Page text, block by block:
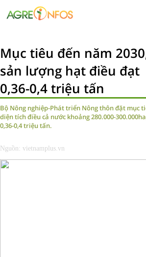
Mục tiêu đến năm
sản lượng hạt điều đạt
0,36-0,4 triệu tấn
Bộ Nông nghiệp-Phát triển Nông thôn đặt mục
diện tích điều cả nước khoảng 280.000-
0,36-0,4 triệu tấn.
Nguồn: vietnamplus.vn